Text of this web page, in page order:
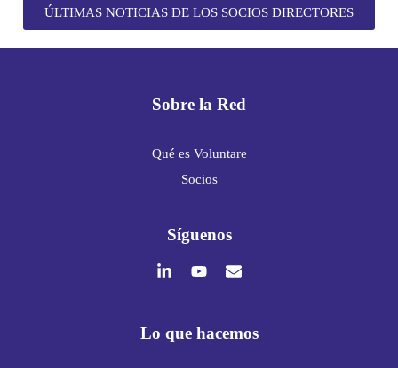
ÚLTIMAS NOTICIAS DE LOS SOCIOS DIRECTORES
Sobre la Red
Qué es Voluntare
Socios
Síguenos
Lo que hacemos